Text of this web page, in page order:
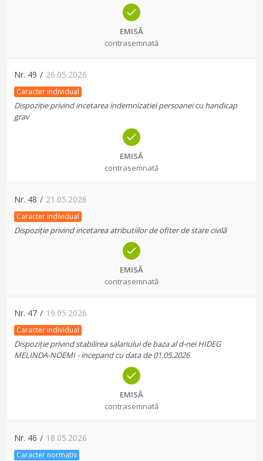
EMISĂ
contrasemnată
Nr. 49 / 26.05.2026
Caracter individual
Dispoziție privind incetarea indemnizatiei persoanei cu handicap
grav
EMISĂ
contrasemnată
Nr. 48 / 21.05.2026
Caracter individual
Dispoziție privind incetarea atributiilor de ofiter de stare civilă
EMISĂ
contrasemnată
Nr. 47 / 19.05.2026
Caracter individual
Dispoziție privind stabilirea salariului de baza al d-nei HIDEG
MELINDA-NOEMI - incepand cu data de 01.05.2026
EMISĂ
contrasemnată
Nr. 46 / 18.05.2026
Caracter normativ